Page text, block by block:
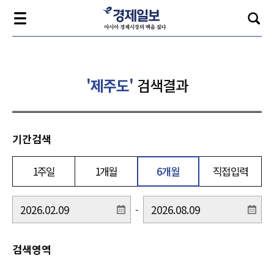
'제주도' 검색결과
기간검색
1주일 1개월 6개월 직접입력
-
검색영역